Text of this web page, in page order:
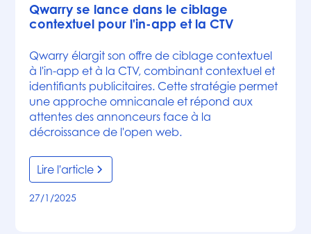
Qwarry se lance dans le ciblage
contextuel pour l'in-app et la CTV
Qwarry élargit son offre de ciblage contextuel
à l'in-app et à la CTV, combinant contextuel et
identifiants publicitaires. Cette stratégie permet
une approche omnicanale et répond aux
attentes des annonceurs face à la
décroissance de l'open web.
Lire l'article
27/1/2025